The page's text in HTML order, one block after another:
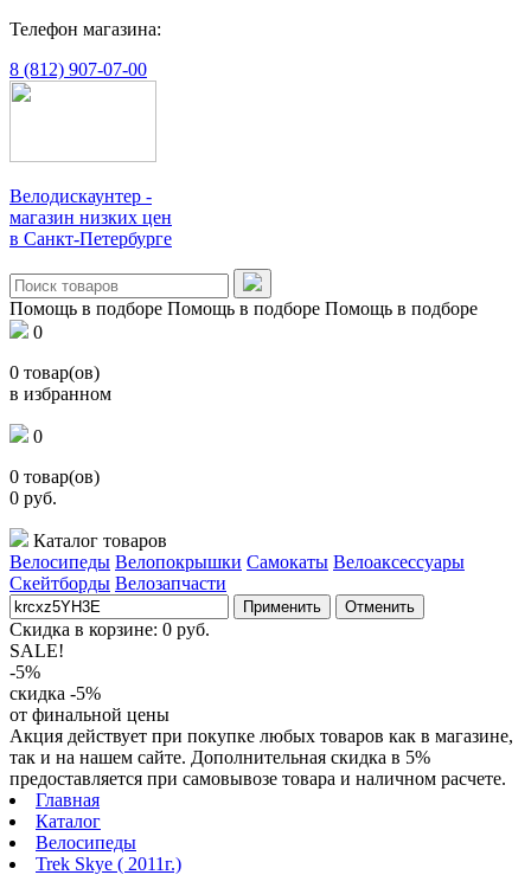
Телефон магазина:
8 (812) 907-07-00
Велодискаунтер -
магазин низких цен
в Санкт-Петербурге
Помощь в подборе Помощь в подборе Помощь в подборе
0
0 товар(ов)
в избранном
0
0 товар(ов)
0 руб.
Каталог товаров
Велосипеды Велопокрышки Самокаты Велоаксессуары
Скейтборды Велозапчасти
Применить Отменить
Скидка в корзине: 0 руб.
SALE!
-5%
скидка -5%
от финальной цены
Акция действует при покупке любых товаров как в магазине,
так и на нашем сайте. Дополнительная скидка в 5%
предоставляется при самовывозе товара и наличном расчете.
Главная
Каталог
Велосипеды
Trek Skye ( 2011г.)